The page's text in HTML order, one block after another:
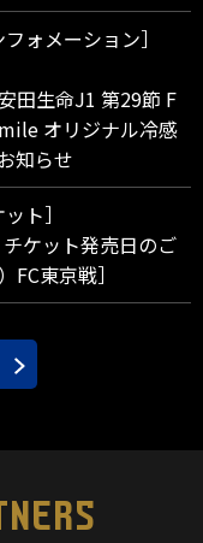
フォメーション］
田生命J1 第29節 F
オリジナル冷感
知らせ
ット］
ケット発売日のご
東京戦］